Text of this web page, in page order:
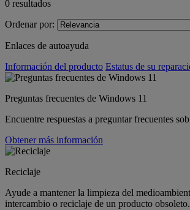
0 resultados
Ordenar por:
Enlaces de autoayuda
Información del producto Estatus de su
Preguntas frecuentes de Windows 11
Encuentre respuestas a preguntar frecuentes
Obtener más información
Reciclaje
Ayude a mantener la limpieza del
intercambio o reciclaje de un producto obsoleto.